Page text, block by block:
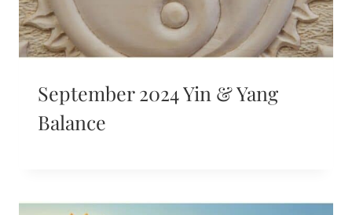
September 2024 Yin & Yang
Balance